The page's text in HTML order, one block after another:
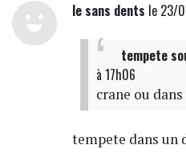
le sans dents le 23/
tempete
à 17h06
crane ou
tempete dans un